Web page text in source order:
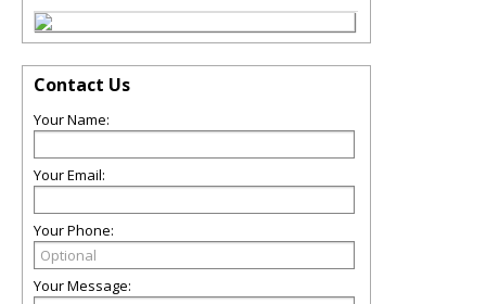
Contact Us
Your Name:
Your Email:
Your Phone:
Your Message: